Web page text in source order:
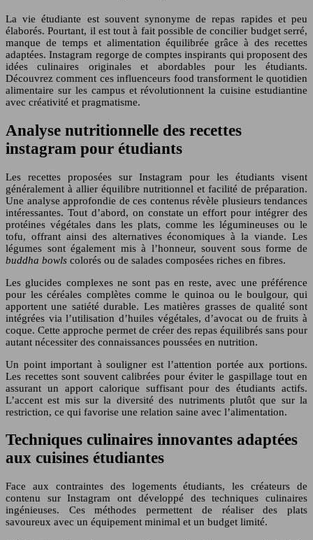
La vie étudiante est souvent synonyme de repas rapides et peu
élaborés. Pourtant, il est tout à fait possible de concilier budget serré,
manque de temps et alimentation équilibrée grâce à des recettes
adaptées. Instagram regorge de comptes inspirants qui proposent des
idées culinaires originales et abordables pour les étudiants.
Découvrez comment ces influenceurs food transforment le quotidien
alimentaire sur les campus et révolutionnent la cuisine estudiantine
avec créativité et pragmatisme.
Analyse nutritionnelle des recettes
instagram pour étudiants
Les recettes proposées sur Instagram pour les étudiants visent
généralement à allier équilibre nutritionnel et facilité de préparation.
Une analyse approfondie de ces contenus révèle plusieurs tendances
intéressantes. Tout d’abord, on constate un effort pour intégrer des
protéines végétales dans les plats, comme les légumineuses ou le
tofu, offrant ainsi des alternatives économiques à la viande. Les
légumes sont également mis à l’honneur, souvent sous forme de
buddha bowls colorés ou de salades composées riches en fibres.
Les glucides complexes ne sont pas en reste, avec une préférence
pour les céréales complètes comme le quinoa ou le boulgour, qui
apportent une satiété durable. Les matières grasses de qualité sont
intégrées via l’utilisation d’huiles végétales, d’avocat ou de fruits à
coque. Cette approche permet de créer des repas équilibrés sans pour
autant nécessiter des connaissances poussées en nutrition.
Un point important à souligner est l’attention portée aux portions.
Les recettes sont souvent calibrées pour éviter le gaspillage tout en
assurant un apport calorique suffisant pour des étudiants actifs.
L’accent est mis sur la diversité des nutriments plutôt que sur la
restriction, ce qui favorise une relation saine avec l’alimentation.
Techniques culinaires innovantes adaptées
aux cuisines étudiantes
Face aux contraintes des logements étudiants, les créateurs de
contenu sur Instagram ont développé des techniques culinaires
ingénieuses. Ces méthodes permettent de réaliser des plats
savoureux avec un équipement minimal et un budget limité.